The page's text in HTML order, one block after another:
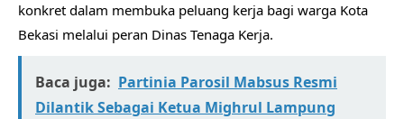
konkret dalam membuka peluang kerja bagi warga Kota
Bekasi melalui peran Dinas Tenaga Kerja.
Baca juga: Partinia Parosil Mabsus Resmi
Dilantik Sebagai Ketua Mighrul Lampung